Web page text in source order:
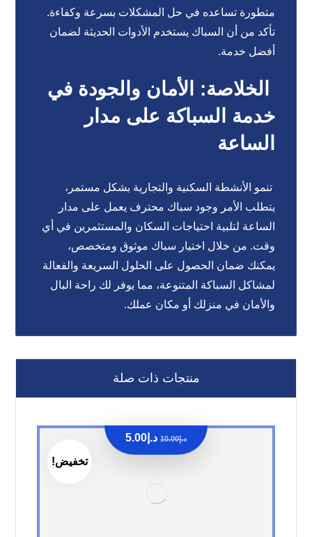
متطورة تساعده في حل المشكلات بسرعة وكفاءة.
تأكد من أن السباك يستخدم الأدوات الحديثة لضمان
أفضل خدمة.
الخلاصة: الأمان والجودة في
خدمة السباكة على مدار
الساعة
تنمو الأنشطة السكنية والتجارية بشكل مستمر،
يتطلب الأمر وجود سباك محترف يعمل على مدار
الساعة لتلبية احتياجات السكان والمستثمرين في أي
وقت. من خلال اختيار سباك موثوق ومتخصص،
يمكنك ضمان الحصول على الحلول السريعة والفعالة
لمشاكل السباكة المتنوعة، مما يوفر لك راحة البال
والأمان في منزلك أو مكان عملك.
منتجات ذات صلة
تخفيض!
د.إ10.00 د.إ 5.00